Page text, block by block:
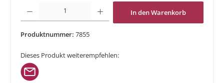
Produkt Anzahl: Gib den gewünschten Wert ein oder benutze die Schaltflächen um
In den Warenkorb
Produktnummer: 7855
Dieses Produkt weiterempfehlen: